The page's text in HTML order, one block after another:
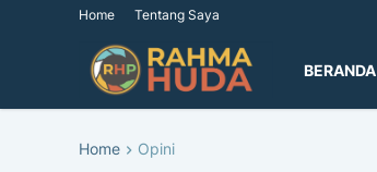
Home Tentang Saya
BERANDA
Home Opini